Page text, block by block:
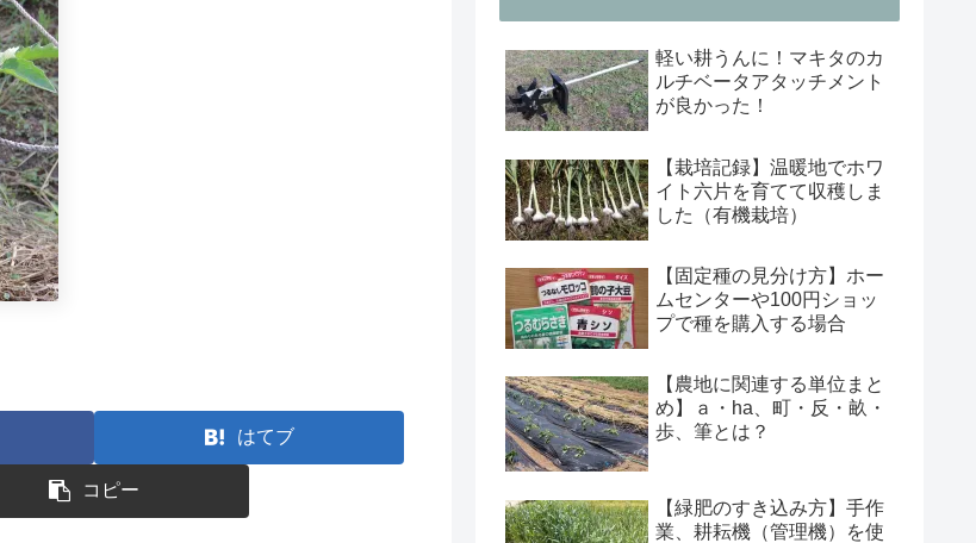
はてブ
コピー
軽い耕うんに！マキタのカ
ルチベータアタッチメント
が良かった！
【栽培記録】温暖地でホワ
イト六片を育てて収穫しま
した（有機栽培）
【固定種の見分け方】ホー
ムセンターや100円ショッ
プで種を購入する場合
【農地に関連する単位まと
め】ａ・ha、町・反・畝・
歩、筆とは？
【緑肥のすき込み方】手作
業、耕耘機（管理機）を使